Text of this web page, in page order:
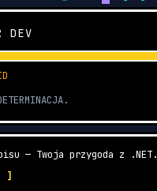
DEV
— Twoja przygoda z .NET.
]